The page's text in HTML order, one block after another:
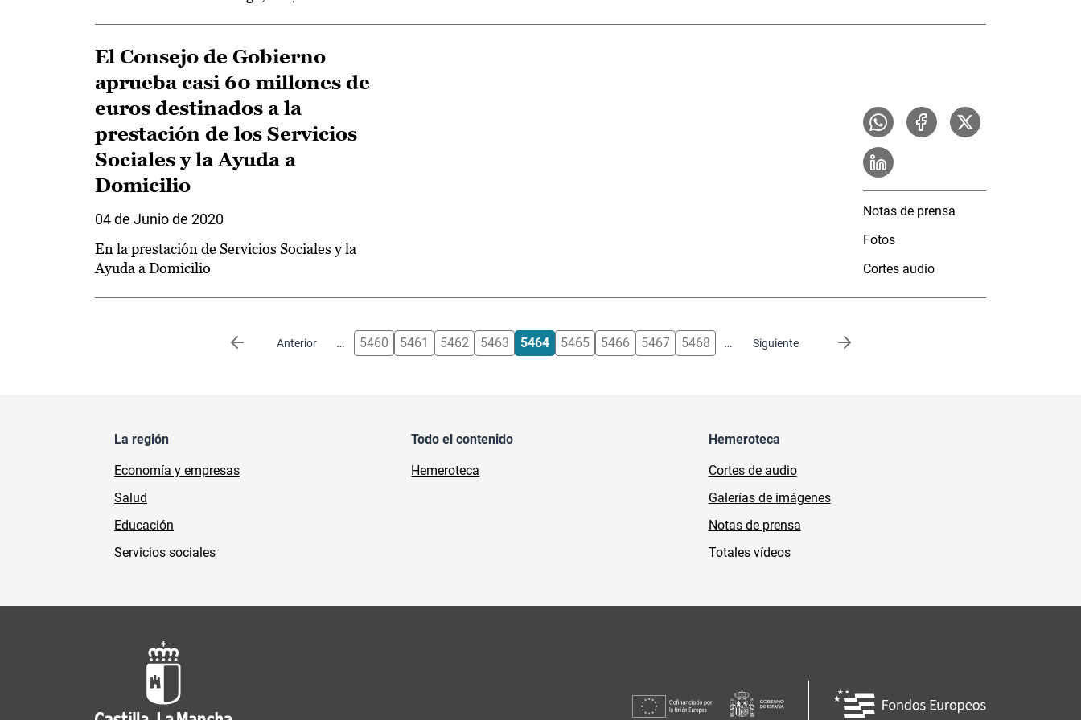
El Consejo de Gobierno
aprueba casi 60 millones de
euros destinados a la
prestación de los Servicios
Sociales y la Ayuda a
Domicilio
04 de Junio de 2020
En la prestación de Servicios Sociales y la
Ayuda a Domicilio
Notas de prensa
Fotos
Cortes audio
Anterior
Página anterior … 5460 5461 5462 5463 5464 5465 5466 5467 5468 … Siguiente
Siguiente página
La región
Economía y empresas
Salud
Educación
Servicios sociales
Todo el contenido
Hemeroteca
Hemeroteca
Cortes de audio
Galerías de imágenes
Notas de prensa
Totales vídeos